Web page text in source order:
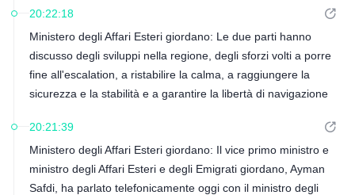
bilaterale e multilaterale per cooperare su questioni regionali
e internazionali.
20:22:18
Ministero degli Affari Esteri giordano: Le due parti hanno
discusso degli sviluppi nella regione, degli sforzi volti a porre
fine all'escalation, a ristabilire la calma, a raggiungere la
sicurezza e la stabilità e a garantire la libertà di navigazione
20:21:39
Ministero degli Affari Esteri giordano: Il vice primo ministro e
ministro degli Affari Esteri e degli Emigrati giordano, Ayman
Safdi, ha parlato telefonicamente oggi con il ministro degli